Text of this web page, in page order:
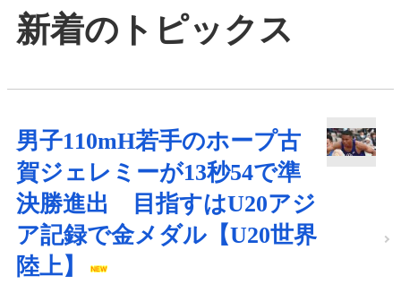
新着のトピックス
男子110mH若手のホープ古
賀ジェレミーが13秒54で準
決勝進出 目指すはU20アジ
ア記録で金メダル【U20世界
陸上】